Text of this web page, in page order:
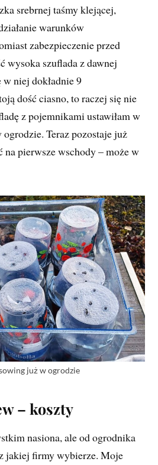
srebrnej taśmy klejącej,
warunków
zabezpieczenie przed
wysoka szuflada z dawnej
niej dokładnie 9
dość ciasno, to raczej się nie
z pojemnikami ustawiłam w
ogrodzie. Teraz pozostaje już
pierwsze wschody – może w
już w ogrodzie
– koszty
nasiona, ale od ogrodnika
jakiej firmy wybierze. Moje